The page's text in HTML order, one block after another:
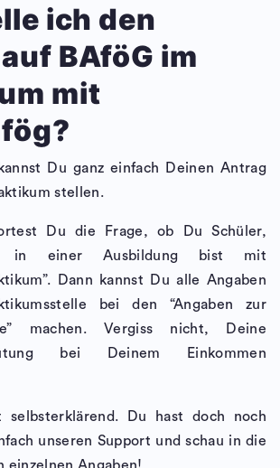
ich den
BAföG im
mit
Du ganz einfach Deinen Antrag
stellen.
Du die Frage, ob Du Schüler,
in einer Ausbildung bist mit
Dann kannst Du alle Angaben
bei den “Angaben zur
machen. Vergiss nicht, Deine
bei Deinem Einkommen
selbsterklärend. Du hast doch noch
unseren Support und schau in die
einzelnen Angaben!